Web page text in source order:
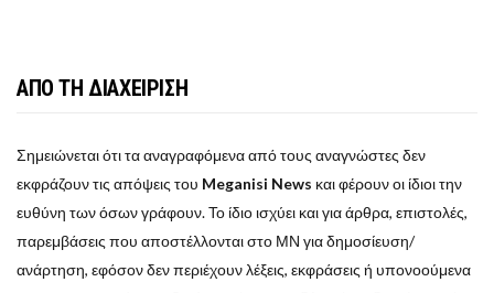
ΑΠΟ ΤΗ ΔΙΑΧΕΙΡΙΣΗ
Σημειώνεται ότι τα αναγραφόμενα από τους αναγνώστες δεν
εκφράζουν τις απόψεις του Meganisi News και φέρουν οι ίδιοι την
ευθύνη των όσων γράφουν. Το ίδιο ισχύει και για άρθρα, επιστολές,
παρεμβάσεις που αποστέλλονται στο ΜΝ για δημοσίευση/
ανάρτηση, εφόσον δεν περιέχουν λέξεις, εκφράσεις ή υπονοούμενα